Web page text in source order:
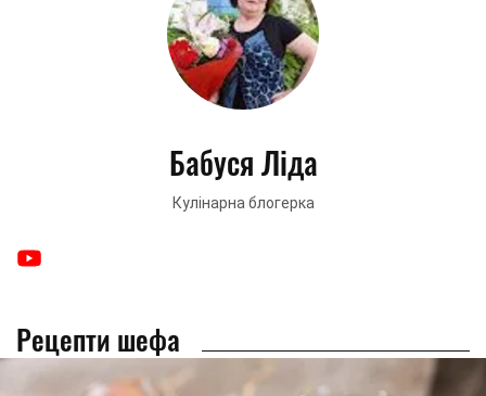
Бабуся Ліда
Кулінарна блогерка
Рецепти шефа